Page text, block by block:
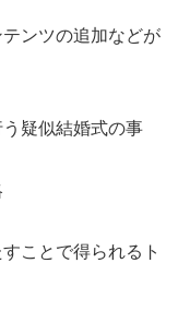
ンツの追加などが
う疑似結婚式の事
ことで得られるト